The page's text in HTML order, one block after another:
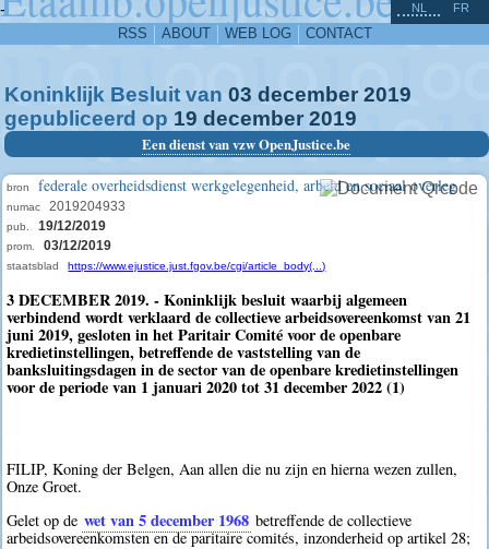
-
RSS ABOUT WEB LOG CONTACT
NL FR
Koninklijk Besluit van 03 december 2019
gepubliceerd op 19 december 2019
Een dienst van vzw OpenJustice.be
bron federale overheidsdienst werkgelegenheid, arbeid en sociaal overleg
numac 2019204933
pub. 19/12/2019
prom. 03/12/2019
staatsblad https://www.ejustice.just.fgov.be/cgi/article_body(...)
3 DECEMBER 2019. - Koninklijk besluit waarbij algemeen
verbindend wordt verklaard de collectieve arbeidsovereenkomst van 21
juni 2019, gesloten in het Paritair Comité voor de openbare
kredietinstellingen, betreffende de vaststelling van de
banksluitingsdagen in de sector van de openbare kredietinstellingen
voor de periode van 1 januari 2020 tot 31 december 2022 (1)
FILIP, Koning der Belgen, Aan allen die nu zijn en hierna wezen zullen,
Onze Groet.
Gelet op de wet van 5 december 1968 betreffende de collectieve
arbeidsovereenkomsten en de paritaire comités, inzonderheid op artikel 28;
^